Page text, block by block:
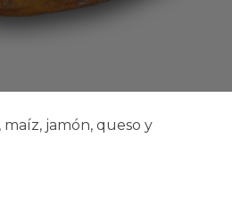
maíz, jamón, queso y